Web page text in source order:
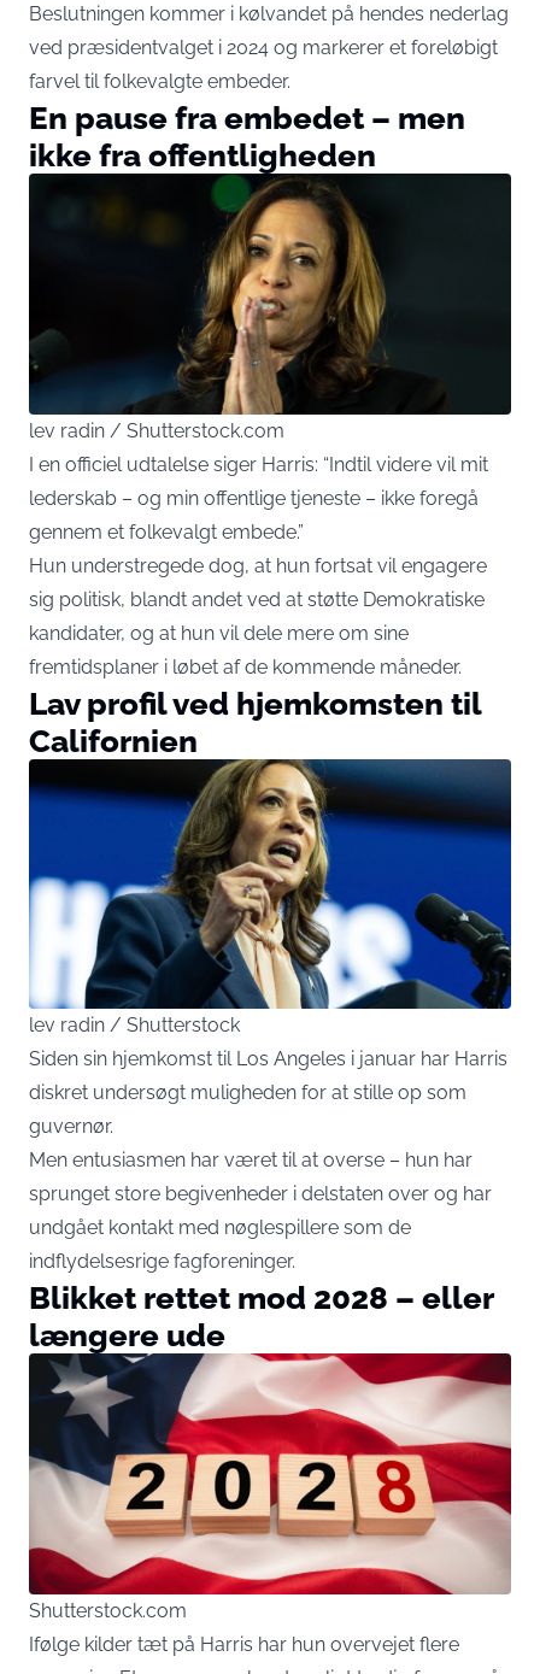
Beslutningen kommer i kølvandet på hendes nederlag
ved præsidentvalget i 2024 og markerer et foreløbigt
farvel til folkevalgte embeder.
En pause fra embedet – men
ikke fra offentligheden
lev radin / Shutterstock.com
I en officiel udtalelse siger Harris: “Indtil videre vil mit
lederskab – og min offentlige tjeneste – ikke foregå
gennem et folkevalgt embede.”
Hun understregede dog, at hun fortsat vil engagere
sig politisk, blandt andet ved at støtte Demokratiske
kandidater, og at hun vil dele mere om sine
fremtidsplaner i løbet af de kommende måneder.
Lav profil ved hjemkomsten til
Californien
lev radin / Shutterstock
Siden sin hjemkomst til Los Angeles i januar har Harris
diskret undersøgt muligheden for at stille op som
guvernør.
Men entusiasmen har været til at overse – hun har
sprunget store begivenheder i delstaten over og har
undgået kontakt med nøglespillere som de
indflydelsesrige fagforeninger.
Blikket rettet mod 2028 – eller
længere ude
Shutterstock.com
Ifølge kilder tæt på Harris har hun overvejet flere